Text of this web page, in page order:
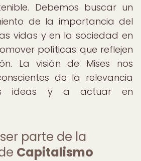
Debemos buscar un
de la importancia del
vidas y en la sociedad en
políticas que reflejen
La visión de Mises nos
de la relevancia
ideas y a actuar en
parte de la
Capitalismo